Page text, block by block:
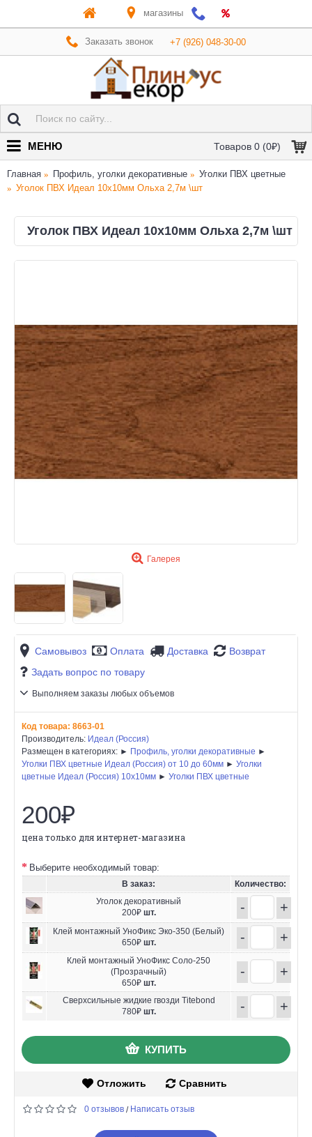
магазины
Заказать звонок +7 (926) 048-30-00
Товаров 0 (0₽)
МЕНЮ
Главная Профиль, уголки декоративные
Уголки ПВХ цветные
Уголок ПВХ Идеал 10х10мм Ольха 2,7м \шт
Уголок ПВХ Идеал 10х10мм Ольха 2,7м \шт
Галерея
Самовывоз Оплата Доставка
Возврат
Задать вопрос по товару
Выполняем заказы любых объемов
Код товара: 8663-01
Производитель: Идеал (Россия)
Размещен в категориях: ► Профиль, уголки декоративные ►
Уголки ПВХ цветные Идеал (Россия) от 10 до 60мм ► Уголки
цветные Идеал (Россия) 10х10мм ► Уголки ПВХ цветные
200₽
цена только для интернет-магазина
Выберите необходимый товар:
В заказ:
Количество:
Уголок декоративный
200₽ шт. - +
Клей монтажный УноФикс Эко-350 (Белый)
650₽ шт. - +
Клей монтажный УноФикс Соло-250
(Прозрачный)
650₽ шт.
- +
Сверхсильные жидкие гвозди Titebond
780₽ шт. - +
КУПИТЬ
Отложить Сравнить
0 отзывов / Написать отзыв